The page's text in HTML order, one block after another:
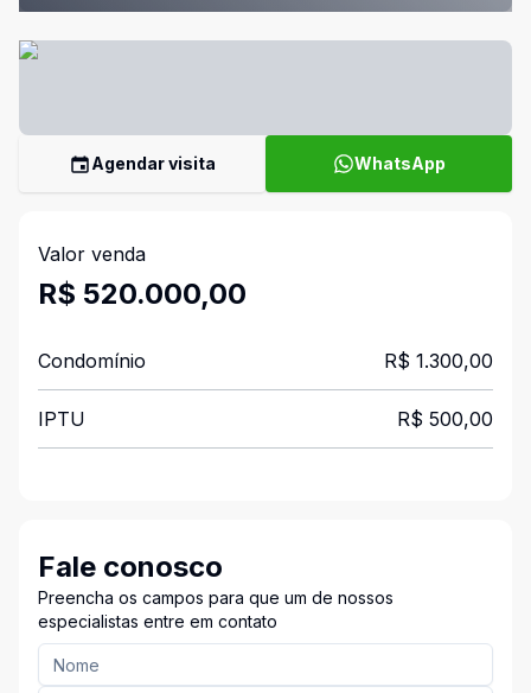
Agendar visita WhatsApp
Valor venda
R$ 520.000,00
Condomínio R$ 1.300,00
IPTU R$ 500,00
Fale conosco
Preencha os campos para que um de nossos
especialistas entre em contato